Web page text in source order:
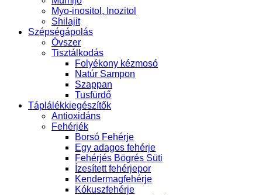
Myo-inositol, Inozitol
Shilajit
Szépségápolás
Óvszer
Tisztálkodás
Folyékony kézmosó
Natúr Sampon
Szappan
Tusfürdő
Táplálékkiegészítők
Antioxidáns
Fehérjék
Borsó Fehérje
Egy adagos fehérje
Fehérjés Bögrés Süti
Ízesített fehérjepor
Kendermagfehérje
Kókuszfehérje